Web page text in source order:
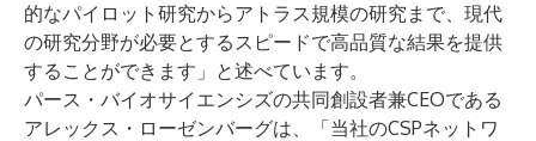
的なパイロット研究からアトラス規模の研究まで、現代
の研究分野が必要とするスピードで高品質な結果を提供
することができます」と述べています。
パース・バイオサイエンシズの共同創設者兼CEOである
アレックス・ローゼンバーグは、「当社のCSPネットワ